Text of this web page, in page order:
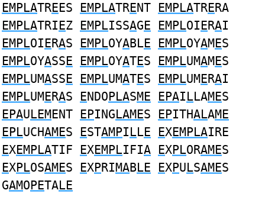
EMPLATREES EMPLATRENT EMPLATRERA
EMPLATRIEZ EMPLISSAGE EMPLOIERAI
EMPLOIERAS EMPLOYABLE EMPLOYAMES
EMPLOYASSE EMPLOYATES EMPLUMAMES
EMPLUMASSE EMPLUMATES EMPLUMERAI
EMPLUMERAS ENDOPLASME EPAILLAMES
EPAULEMENT EPINGLAMES EPITHALAME
EPLUCHAMES ESTAMPILLE EXEMPLAIRE
EXEMPLATIF EXEMPLIFIA EXPLORAMES
EXPLOSAMES EXPRIMABLE EXPULSAMES
GAMOPETALE